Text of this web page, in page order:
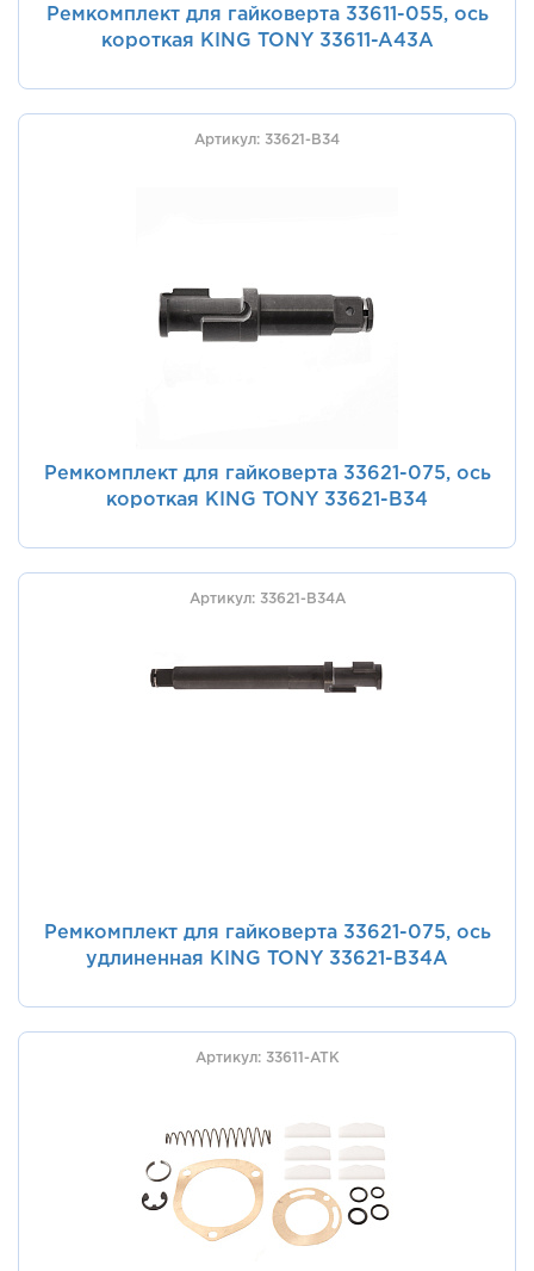
Ремкомплект для гайковерта 33611-055, ось
короткая KING TONY 33611-A43A
Артикул: 33621-B34
Ремкомплект для гайковерта 33621-075, ось
короткая KING TONY 33621-B34
Артикул: 33621-B34A
Ремкомплект для гайковерта 33621-075, ось
удлиненная KING TONY 33621-B34A
Артикул: 33611-ATK